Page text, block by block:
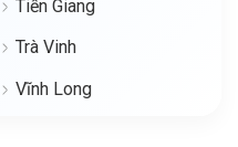
Tiền Giang
Trà Vinh
Vĩnh Long